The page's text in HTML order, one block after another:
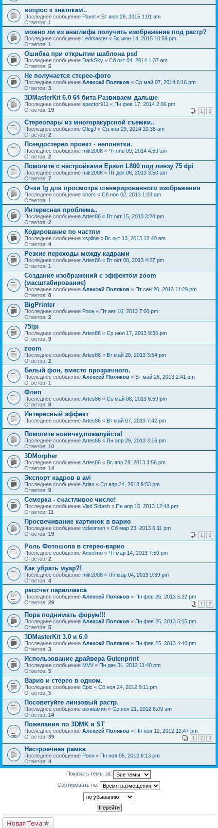
вопрос к знатокам..
Последнее сообщение Pavel « Вт июл 28, 2015 1:01 am
Ответов: 1
можно ли из анаглифа получить изображение под растр?
Последнее сообщение Ledmaster « Вс июн 14, 2015 10:59 pm
Ответов: 1
Ошибка при открытии шаблона psd
Последнее сообщение DarkSky « Сб окт 04, 2014 1:37 am
Ответов: 5
Не получается стерео-фото
Последнее сообщение Алексей Поляков « Ср май 07, 2014 6:16 pm
Ответов: 3
3DMasterKit 6.0 64 бита Развиваем дальше
Последнее сообщение spector911 « Пн фев 17, 2014 2:06 pm
Ответов: 19 1 2
Стереопары из многоракурсной съемки..
Последнее сообщение OlegJ « Ср янв 29, 2014 10:35 am
Ответов: 2
Псевдостерео проект - непонятки.
Последнее сообщение mitr2008 « Чт янв 09, 2014 4:59 am
Ответов: 2
Помогите с настройками Epson L800 под линзу 75 dpi
Последнее сообщение mitr2008 « Пт дек 06, 2013 3:50 am
Ответов: 7
Очки lg для просмотра сгенерированного изображения
Последнее сообщение shors « Сб ноя 02, 2013 1:03 am
Ответов: 1
Интересная проблема..
Последнее сообщение Artes86 « Вт окт 15, 2013 3:28 pm
Ответов: 2
Кодирование по частям
Последнее сообщение xspline « Вс окт 13, 2013 12:40 am
Ответов: 4
Резкие переходы между кадрами
Последнее сообщение Artes86 « Вт окт 08, 2013 4:27 pm
Ответов: 1
Создание изображений с эффектом zoom
(масштабирование)
Последнее сообщение Алексей Поляков « Пт сен 20, 2013 11:29 pm
Ответов: 8
BigPrinter
Последнее сообщение Pоон « Пт авг 16, 2013 7:00 pm
Ответов: 2
75lpi
Последнее сообщение Artes86 « Ср июл 17, 2013 9:36 pm
Ответов: 9
zoom
Последнее сообщение Artes86 « Вт май 28, 2013 3:54 pm
Ответов: 2
Белый фон, вместо прозрачного.
Последнее сообщение Алексей Поляков « Вт май 28, 2013 2:41 pm
Ответов: 1
Флип
Последнее сообщение Artes86 « Ср май 08, 2013 6:59 pm
Ответов: 8
Интересный эффект
Последнее сообщение Artes86 « Вт май 07, 2013 7:42 pm
Помогите новичку,пожалуйста!
Последнее сообщение Artes86 « Пн апр 29, 2013 3:16 pm
Ответов: 10
3DMorpher
Последнее сообщение Artes86 « Вс апр 28, 2013 3:56 pm
Ответов: 14
Экспорт кадров в avi
Последнее сообщение Arlan « Ср апр 24, 2013 9:53 pm
Ответов: 9
Семерка - счастливое число!
Последнее сообщение Vlad Sidash « Пн апр 15, 2013 12:48 pm
Ответов: 11
Просвечивание картинок в варио
Последнее сообщение videomen « Сб мар 23, 2013 6:11 pm
Ответов: 19 1 2
Роль Фотошопа в стерео-варио
Последнее сообщение Anselmo « Чт мар 14, 2013 7:59 pm
Ответов: 2
Как убрать муар?!
Последнее сообщение mitr2008 « Пн мар 04, 2013 9:39 pm
Ответов: 4
рассчет параллакса
Последнее сообщение Алексей Поляков « Пн фев 25, 2013 5:22 pm
Ответов: 29 1 2
Пора поднимать форум!!!
Последнее сообщение Алексей Поляков « Пн фев 25, 2013 5:15 pm
Ответов: 5
3DMasterKit 3.0 и 6.0
Последнее сообщение Алексей Поляков « Пн фев 25, 2013 4:40 pm
Ответов: 3
Использование драйвера Gutenprint
Последнее сообщение MVV « Пн дек 31, 2012 11:40 pm
Ответов: 5
Варио и стерео в одном.
Последнее сообщение Epic « Сб ноя 24, 2012 9:11 pm
Ответов: 5
Посоветуйте линзовый растр.
Последнее сообщение вениамин « Ср ноя 21, 2012 6:09 am
Ответов: 14
Пожелания по 3DMK и ST
Последнее сообщение Алексей Поляков « Пн ноя 12, 2012 12:47 pm
Ответов: 39 1 2 3
Настроечная рамка
Последнее сообщение Pоон « Пн ноя 05, 2012 8:13 pm
Ответов: 4
Показать темы за:
Сортировать по:
Новая Тема